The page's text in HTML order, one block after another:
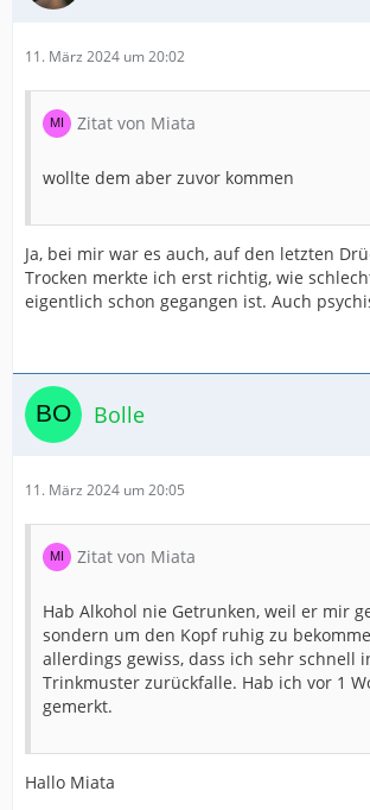
11. März 2024 um 20:02
Zitat von Miata
wollte dem aber zuvor kommen
Ja, bei mir war es auch, auf den letzten
Trocken merkte ich erst richtig, wie
eigentlich schon gegangen ist. Auch
Bolle
11. März 2024 um 20:05
Zitat von Miata
Hab Alkohol nie Getrunken, weil er mir
sondern um den Kopf ruhig zu
allerdings gewiss, dass ich sehr schnell
Trinkmuster zurückfalle. Hab ich vor 1
gemerkt.
Hallo Miata